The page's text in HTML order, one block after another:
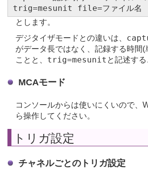
trig=mesunit file=ファイル名
とします。
デジタイザモードとの違いは、
がデータ長ではなく、記録する時間(
ことと、 trig=mesunit と記述する
MCAモード
コンソールからは使いにくいので、
ら操作してください。
トリガ設定
チャネルごとのトリガ設定